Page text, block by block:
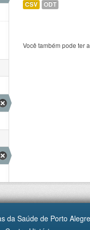
CSV ODT
Você também pode ter
da Saúde de Porto Alegre